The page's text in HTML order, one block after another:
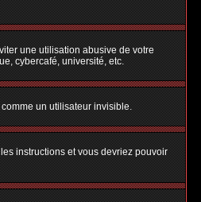
une utilisation abusive de votre
cybercafé, université, etc.
un utilisateur invisible.
instructions et vous devriez pouvoir